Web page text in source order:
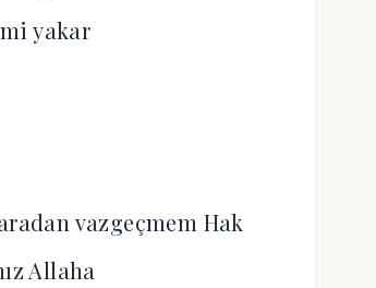
yakar
vazgeçmem Hak
Allaha